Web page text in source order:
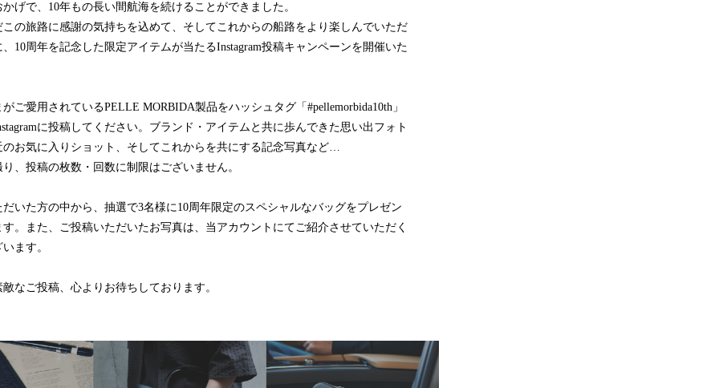
げで、10年もの長い間航海を続けることができました。
の旅路に感謝の気持ちを込めて、そしてこれからの船路をより楽しんでいただ
10周年を記念した限定アイテムが当たるInstagram投稿キャンペーンを開催いた
ご愛用されているPELLE MORBIDA製品をハッシュタグ「#pellemorbida10th」
に投稿してください。ブランド・アイテムと共に歩んできた思い出フォト
のお気に入りショット、そしてこれからを共にする記念写真など…
、投稿の枚数・回数に制限はございません。
いた方の中から、抽選で3名様に10周年限定のスペシャルなバッグをプレゼン
。また、ご投稿いただいたお写真は、当アカウントにてご紹介させていただく
ます。
なご投稿、心よりお待ちしております。